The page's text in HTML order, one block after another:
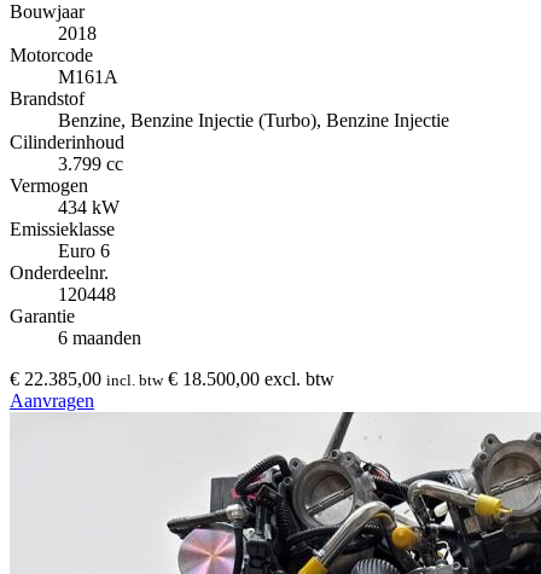
Bouwjaar
2018
Motorcode
M161A
Brandstof
Benzine, Benzine Injectie (Turbo), Benzine Injectie
Cilinderinhoud
3.799 cc
Vermogen
434 kW
Emissieklasse
Euro 6
Onderdeelnr.
120448
Garantie
6 maanden
€ 22.385,00 incl. btw € 18.500,00 excl. btw
Aanvragen